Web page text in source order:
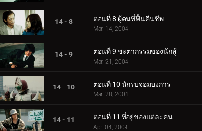
14 - 8 ตอนที่ 8 ผู้คนที่ฟื้นคืนชีพ
Mar. 14, 2004
14 - 9 ตอนที่ 9 ชะตากรรมของนักสู้
Mar. 21, 2004
14 - 10 ตอนที่ 10 นักรบจอมบงการ
Mar. 28, 2004
14 - 11 ตอนที่ 11 ที่อยู่ของแต่ละคน
Apr. 04, 2004